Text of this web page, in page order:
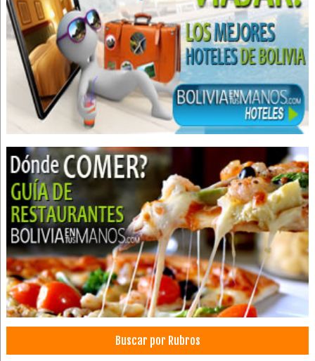
Pruebas de bombeo
Perfiles litológicos
Pozos de agua
Cirugía general
Inyectables
Medicina Ortomolecular
Médico Cirujano
Equipos médicos
Equipamiento médico
Equipos e insumos hospitalarios
Equipo para Laboratorio
Instrumental e Insumos de Laboratorio
Instrumental e Insumos Médicos
Insumos de medicina
Insumos Médicos
Laboratorios, Accesorios para
Buscar por Rubros